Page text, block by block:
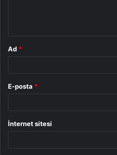
Ad *
E-posta *
İnternet sitesi